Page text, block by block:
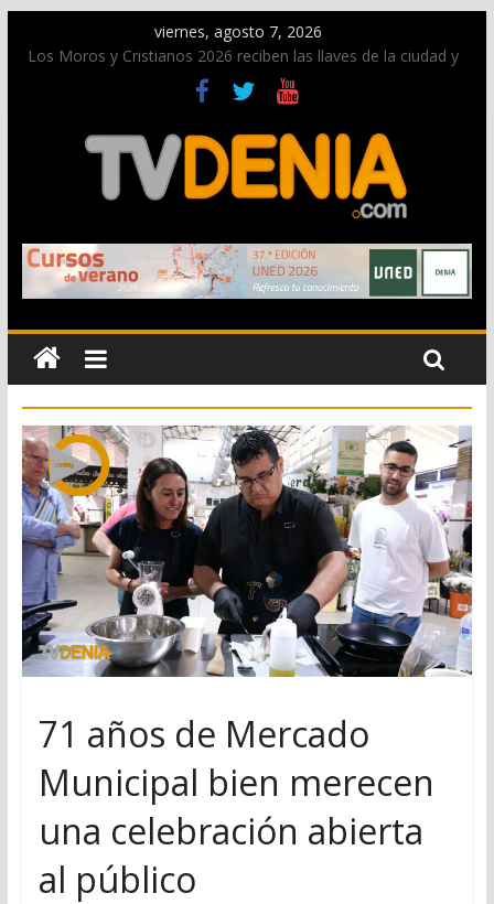
viernes, agosto 7, 2026
Los Moros y Cristianos 2026 reciben las llaves de la ciudad y
dan inicio a las fiestas en Dénia
El bando moro protagonista en la Segunda Entraeta Festera
Paco Adsuar dona al Arxiu de Dénia más de 50.000 imágenes
de la memoria visual de la ciudad
La Entraeta Festera llena de ambiente la calle Marqués de
Campo con la recepción a la Capitanía Cristiana
El XII Festival de Jazz de Dénia reunirá durante agosto a
figuras nacionales e internacionales en los Jardins de
Torrecremada
71 años de Mercado
Municipal bien merecen
una celebración abierta
al público